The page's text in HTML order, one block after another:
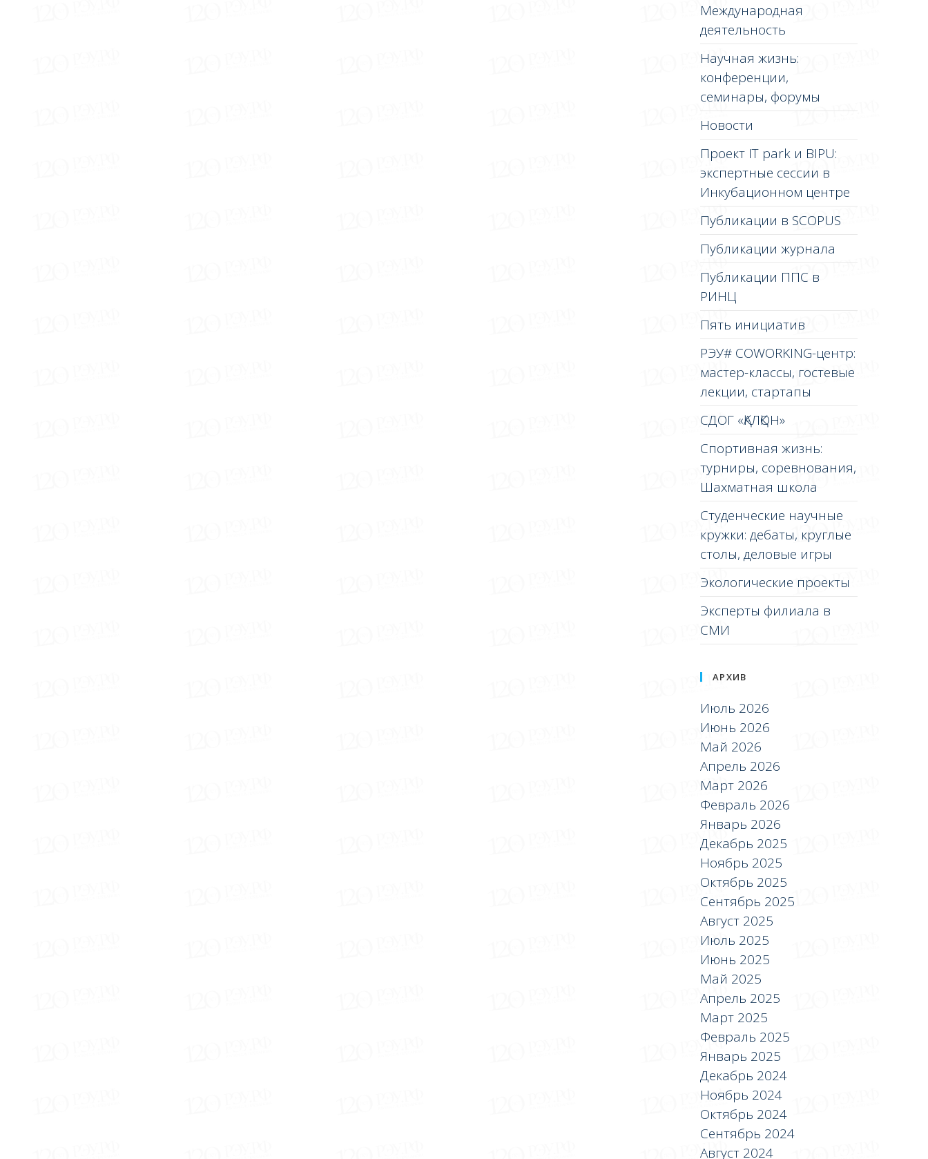
Международная
деятельность
Научная жизнь:
конференции,
семинары, форумы
Новости
Проект IT park и BIPU:
экспертные сессии в
Инкубационном центре
Публикации в SCOPUS
Публикации журнала
Публикации ППС в
РИНЦ
Пять инициатив
РЭУ# COWORKING-центр:
мастер-классы, гостевые
лекции, стартапы
СДОГ «ҚАЛҚОН»
Спортивная жизнь:
турниры, соревнования,
Шахматная школа
Студенческие научные
кружки: дебаты, круглые
столы, деловые игры
Экологические проекты
Эксперты филиала в
СМИ
АРХИВ
Июль 2026
Июнь 2026
Май 2026
Апрель 2026
Март 2026
Февраль 2026
Январь 2026
Декабрь 2025
Ноябрь 2025
Октябрь 2025
Сентябрь 2025
Август 2025
Июль 2025
Июнь 2025
Май 2025
Апрель 2025
Март 2025
Февраль 2025
Январь 2025
Декабрь 2024
Ноябрь 2024
Октябрь 2024
Сентябрь 2024
Август 2024